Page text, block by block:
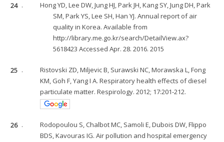
24 .
Hong YD, Lee DW, Jung HJ, Park JH, Kang SY, Jung DH, Park
SM, Park YS, Lee SH, Han YJ. Annual report of air
quality in Korea. Available from
http://library.me.go.kr/search/DetailView.ax?
5618423 Accessed Apr. 28. 2016. 2015
25 .
Ristovski ZD, Miljevic B, Surawski NC, Morawska L, Fong
KM, Goh F, Yang I A. Respiratory health effects of diesel
particulate matter. Respirology. 2012; 17:201-212.
26 .
Rodopoulou S, Chalbot MC, Samoli E, Dubois DW, Flippo
BDS, Kavouras IG. Air pollution and hospital emergency